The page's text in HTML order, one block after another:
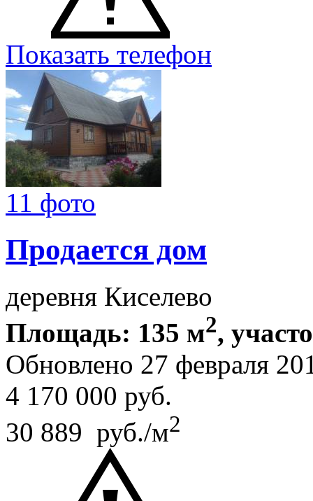
Показать телефон
11 фото
Продается дом
деревня Киселево
Площадь: 135 м2,
Обновлено 27 февраля
4 170 000 руб.
30 889 руб./м2